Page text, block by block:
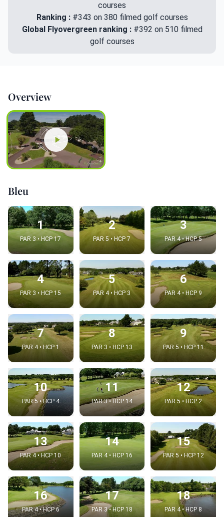
courses
Ranking : #343 on 380 filmed golf courses
Global Flyovergreen ranking : #392 on 510 filmed
golf courses
Overview
Bleu
1
PAR 3 • HCP 17
2
PAR 5 • HCP 7
3
PAR 4 • HCP 5
4
PAR 3 • HCP 15
5
PAR 4 • HCP 3
6
PAR 4 • HCP 9
7
PAR 4 • HCP 1
8
PAR 3 • HCP 13
9
PAR 5 • HCP 11
10
PAR 5 • HCP 4
11
PAR 3 • HCP 14
12
PAR 5 • HCP 2
13
PAR 4 • HCP 10
14
PAR 4 • HCP 16
15
PAR 5 • HCP 12
16
PAR 4 • HCP 6
17
PAR 3 • HCP 18
18
PAR 4 • HCP 8